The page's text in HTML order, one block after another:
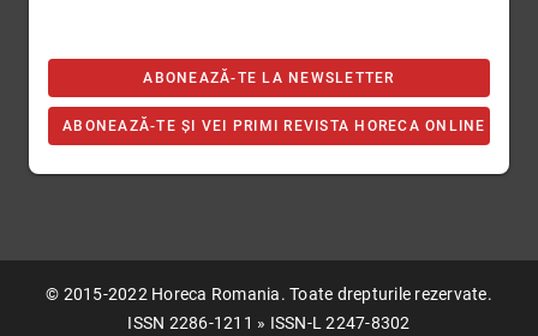
ABONEAZĂ-TE LA NEWSLETTER
ABONEAZĂ-TE ȘI VEI PRIMI REVISTA HORECA ONLINE
© 2015-2022 Horeca Romania. Toate drepturile rezervate.
ISSN 2286-1211 » ISSN-L 2247-8302